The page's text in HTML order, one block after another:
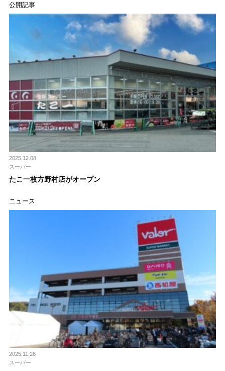
公開記事
2025.12.08
スーパー
たこ一枚方野村店がオープン
ニュース
2025.11.26
スーパー